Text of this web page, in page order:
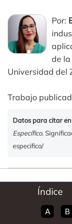
Por:
de la
Universidad del
Trabajo
Datos para citar
Específico.
especifico/
Índice
A B